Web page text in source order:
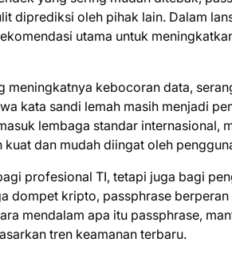
diprediksi oleh pihak lain. Dalam
utama untuk
meningkatnya kebocoran data,
kata sandi lemah masih menjadi
lembaga standar internasional,
dan mudah diingat oleh
profesional TI, tetapi juga bagi
dompet kripto, passphrase
mendalam apa itu passphrase,
tren keamanan terbaru.